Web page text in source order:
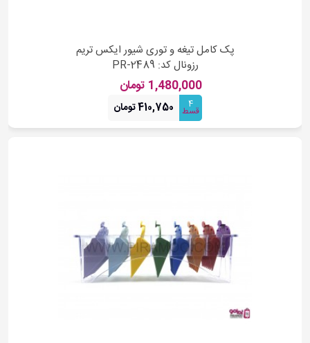
پک کامل تیغه و توری شیور ایکس تریم
رزونال کد: PR-2489
1,480,000 تومان
4
قسط 410,750 تومان